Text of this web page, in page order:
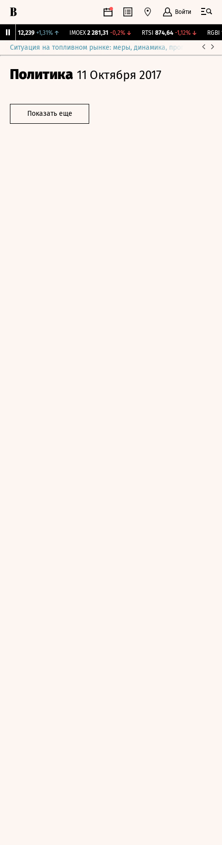
Войти
12,239 +1,31% ↑ IMOEX 2 281,31 -0,2%↓ RTSI 874,64 -1,12%↓ RGBI
Ситуация на топливном рынке: меры, динамика, прогнозы
Политика 11 Октября 2017
Показать еще